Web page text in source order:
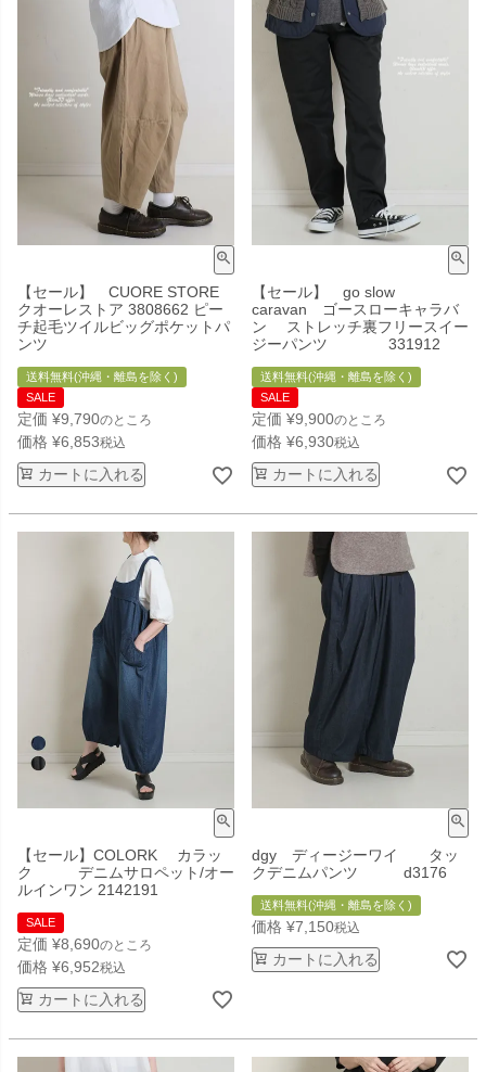
【セール】 CUORE STORE
クオーレストア 3808662 ピー
チ起毛ツイルビッグポケットパ
ンツ
送料無料(沖縄・離島を除く)
SALE
定価 ¥9,790のところ
価格 ¥6,853税込
カートに入れる
【セール】 go slow
caravan ゴースローキャラバ
ン ストレッチ裏フリースイー
ジーパンツ 331912
送料無料(沖縄・離島を除く)
SALE
定価 ¥9,900のところ
価格 ¥6,930税込
カートに入れる
【セール】COLORK カラッ
ク デニムサロペット/オー
ルインワン 2142191
SALE
定価 ¥8,690のところ
価格 ¥6,952税込
カートに入れる
dgy ディージーワイ タッ
クデニムパンツ d3176
送料無料(沖縄・離島を除く)
価格 ¥7,150税込
カートに入れる